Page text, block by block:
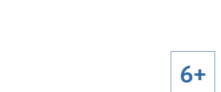
6+